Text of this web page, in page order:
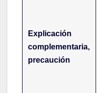
Explicación
complementaria,
precaución